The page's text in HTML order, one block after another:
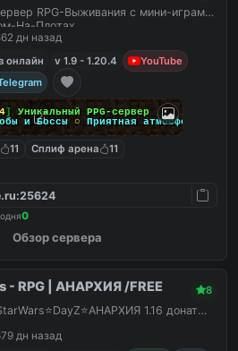
RPG-Выживания с мини-играми
На-Плотах.
дн назад
онлайн
v 1.9 - 1.20.4
YouTube
] Уникальный PPG-сервер
и Боссы ○ Приятная атмосфера
11 Сплиф арена
11
0
Обзор сервера
- RPG | АНАРХИЯ /FREE 8
1.16 донат
дн назад